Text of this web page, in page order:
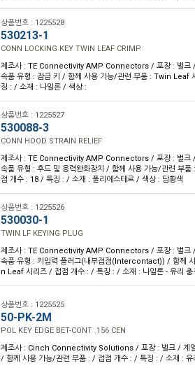
상품번호 : 1225528
530213-1
CONN LOCKING KEY TWIN LEAF CRIMP
제조사 : TE Connectivity AMP Connectors / 포장 : 벌크
속품 유형 : 잠금 키 / 함께 사용 가능/관련 부품 : Twin Leaf
징 : / 소재 : 나일론 / 색상 :
상품번호 : 1225527
530088-3
CONN HOOD STRAIN RELIEF
제조사 : TE Connectivity AMP Connectors / 포장 : 벌크
속품 유형 : 후드 및 응력완화장치 / 함께 사용 가능/관련 부
점 개수 : 18 / 특징 : / 소재 : 폴리에스테르 / 색상 : 담황색
상품번호 : 1225526
530030-1
TWIN LF KEYING PLUG
제조사 : TE Connectivity AMP Connectors / 포장 : 벌크
속품 유형 : 키입력 플러그(내부접점(Intercontact)) / 함께
n Leaf 시리즈 / 접점 개수 : / 특징 : / 소재 : 나일론 - 유리
상품번호 : 1225525
50-PK-2M
POL KEY EDGE BET-CONT .156 CEN
제조사 : Cinch Connectivity Solutions / 포장 : 벌크 / 계
/ 함께 사용 가능/관련 부품 : / 접점 개수 : / 특징 : / 소재 : 유